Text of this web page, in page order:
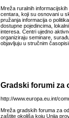
Mreža ruralnih
centara, koji su osnovani u
pružanja informacija o
dostupne pojedincima,
interesa. Centri ujedno
organiziraju seminare,
objavljuju u stručnim
Gradski forumi za
http://www.europa.eu.int/
Mreža gradskih foruma za
zaštite okoliša koju Unija